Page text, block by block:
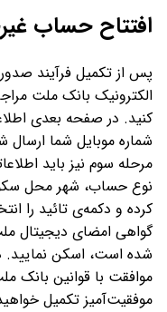
افتتاح حساب
پس از تکمیل فرآیند
الکترونیک بانک ملت
کنید. در صفحه بعدی
شماره موبایل شما
مرحله سوم نیز باید
نوع حساب، شهر محل
کرده و دکمه‌ی تائید را
گواهی امضای دیجیتال
شده است، اسکن نمایید.
موافقت با قوانین بانک
موفقیت‌آمیز تکمیل